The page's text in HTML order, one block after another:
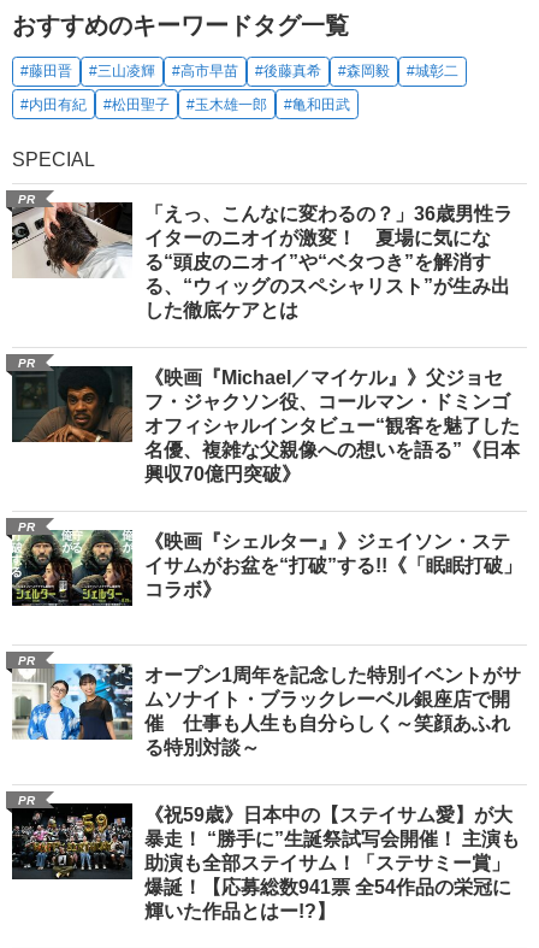
おすすめのキーワードタグ一覧
#藤田晋 #三山凌輝 #高市早苗 #後藤真希 #森岡毅
#城彰二
#内田有紀
#松田聖子 #玉木雄一郎 #亀和田武
SPECIAL
PR
「えっ、こんなに変わるの？」36歳男性ラ
イターのニオイが激変！ 夏場に気にな
る“頭皮のニオイ”や“ベタつき”を解消す
る、“ウィッグのスペシャリスト”が生み出
した徹底ケアとは
PR
《映画『Michael／マイケル』》父ジョセ
フ・ジャクソン役、コールマン・ドミンゴ
オフィシャルインタビュー“観客を魅了した
名優、複雑な父親像への想いを語る”《日本
興収70億円突破》
PR
《映画『シェルター』》ジェイソン・ステ
イサムがお盆を“打破”する!!《「眠眠打破」
コラボ》
PR
オープン1周年を記念した特別イベントがサ
ムソナイト・ブラックレーベル銀座店で開
催 仕事も人生も自分らしく～笑顔あふれ
る特別対談～
PR
《祝59歳》日本中の【ステイサム愛】が大
暴走！ “勝手に”生誕祭試写会開催！ 主演も
助演も全部ステイサム！「ステサミー賞」
爆誕！【応募総数941票 全54作品の栄冠に
輝いた作品とはー!?】